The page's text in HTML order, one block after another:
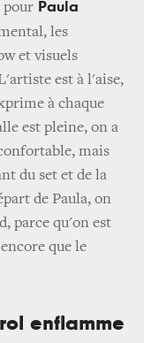
pour Paula
les
et visuels
est à l'aise,
à chaque
est pleine, on a
mais
du set et de la
de Paula, on
parce qu'on est
que le
enflamme